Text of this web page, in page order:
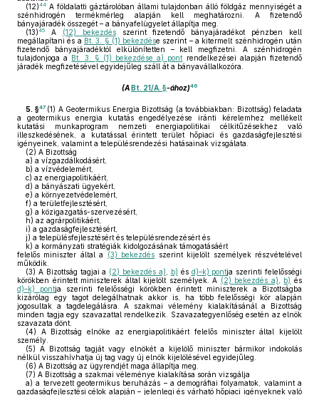
(12)44 A földalatti gáztárolóban állami tulajdonban álló földgáz mennyiségét a
szénhidrogén termékmérleg alapján kell meghatározni. A fizetendő
bányajáradék összegét – a bányafelügyelet állapítja meg.
(13)45 A (12) bekezdésszerint fizetendő bányajáradékot pénzben kell
megállapítani és a Bt. 3. § (1) bekezdése szerint – a kitermelt szénhidrogén után
fizetendő bányajáradéktól elkülönítetten – kell megfizetni. A szénhidrogén
tulajdonjoga a Bt. 3. § (1) bekezdése a) pont rendelkezései alapján fizetendő
járadék megfizetésével egyidejűleg száll át a bányavállalkozóra.
(ABt. 21/A. §-ához)46
5. §47 (1) A Geotermikus Energia Bizottság (a továbbiakban: Bizottság) feladata
a geotermikus energia kutatás engedélyezése iránti kérelemhez mellékelt
kutatási munkaprogram nemzeti energiapolitikai célkitűzésekhez való
illeszkedésének, a kutatással érintett terület hőpiaci és gazdaságfejlesztési
igényeinek, valamint a településrendezési hatásainak vizsgálata.
(2) A Bizottság
a) a vízgazdálkodásért,
b) a vízvédelemért,
c) az energiapolitikáért,
d) a bányászati ügyekért,
e) a környezetvédelemért,
f) a területfejlesztésért,
g) a közigazgatás-szervezésért,
h) az agrárpolitikáért,
i) a gazdaságfejlesztésért,
j) a településfejlesztésért és településrendezésért és
k) a kormányzati stratégiák kidolgozásának támogatásáért
felelős miniszter által a
(3) bekezdés szerint kijelölt személyek részvételével
működik.
(3) A Bizottság tagjai a (2) bekezdés a) b) és d)–k) pontja szerinti felelősségi
körökben érintett miniszterek által kijelölt személyek. A (2) bekezdés a) b) és
d)–k) pontja szerinti felelősségi körökben érintett miniszterek a Bizottságba
kizárólag egy tagot delegálhatnak akkor is, ha több felelősségi kör alapján
jogosultak a tagdelegálásra. A szakmai vélemény kialakításánál a Bizottság
minden tagja egy szavazattal rendelkezik. Szavazategyenlőség esetén az elnök
szavazata dönt.
(4) A Bizottság elnöke az energiapolitikáért felelős miniszter által kijelölt
személy.
(5) A Bizottság tagját vagy elnökét a kijelölő miniszter bármikor indokolás
nélkül visszahívhatja új tag vagy új elnök kijelölésével egyidejűleg.
(6) A Bizottság az ügyrendjét maga állapítja meg.
(7) A Bizottság a szakmai véleménye kialakítása során vizsgálja
a) a tervezett geotermikus beruházás – a demográfiai folyamatok, valamint a
gazdaságfejlesztési célok alapján – jelenlegi és várható hőpiaci igényeknek való